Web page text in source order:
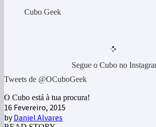
Cubo Geek
Segue o Cubo no
Tweets de @OCuboGeek
O Cubo está à tua procura!
16 Fevereiro, 2015
byDaniel Alvares